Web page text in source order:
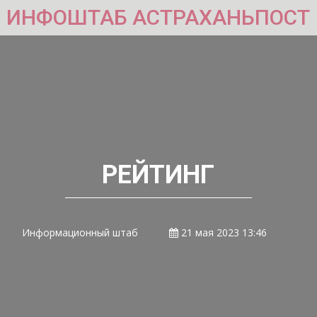
ИНФОШТАБ АСТРАХАНЬПОСТ
РЕЙТИНГ
Информационный штаб 21 мая 2023 13:46